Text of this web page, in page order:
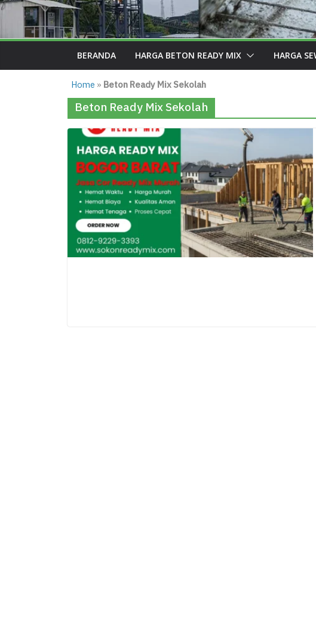
BERANDA HARGA BETON READY MIX HARGA
Home » Beton Ready Mix Sekolah
Beton Ready Mix Sekolah